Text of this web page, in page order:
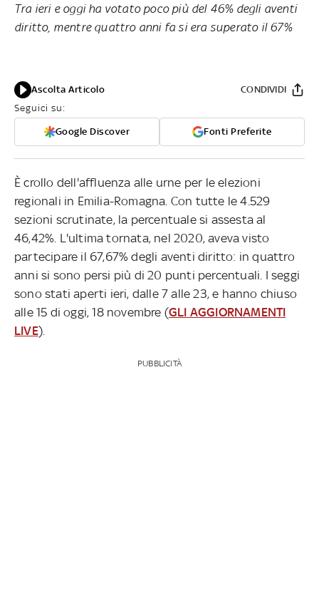
Tra ieri e oggi ha votato poco più del 46% degli aventi
diritto, mentre quattro anni fa si era superato il 67%
Ascolta Articolo
Seguici su:
Google Discover Fonti Preferite
CONDIVIDI
È crollo dell'affluenza alle urne per le elezioni
regionali in Emilia-Romagna. Con tutte le 4.529
sezioni scrutinate, la percentuale si assesta al
46,42%. L'ultima tornata, nel 2020, aveva visto
partecipare il 67,67% degli aventi diritto: in quattro
anni si sono persi più di 20 punti percentuali. I seggi
sono stati aperti ieri, dalle 7 alle 23, e hanno chiuso
alle 15 di oggi, 18 novembre (GLI AGGIORNAMENTI
LIVE).
PUBBLICITÀ